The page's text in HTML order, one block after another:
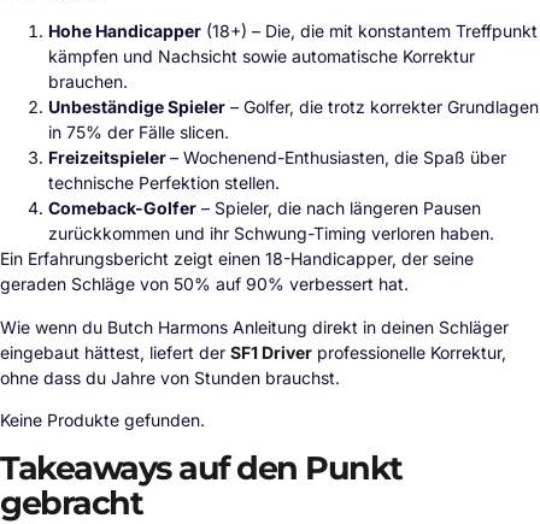
Hohe Handicapper (18+) – Die, die mit konstantem Treffpunkt
kämpfen und Nachsicht sowie automatische Korrektur
brauchen.
Unbeständige Spieler – Golfer, die trotz korrekter Grundlagen
in 75% der Fälle slicen.
Freizeitspieler– Wochenend-Enthusiasten, die Spaß über
technische Perfektion stellen.
Comeback-Golfer – Spieler, die nach längeren Pausen
zurückkommen und ihr Schwung-Timing verloren haben.
Ein Erfahrungsbericht zeigt einen 18-Handicapper, der seine
geraden Schläge von 50% auf 90% verbessert hat.
Wie wenn du Butch Harmons Anleitung direkt in deinen Schläger
eingebaut hättest, liefert der SF1 Driver professionelle Korrektur,
ohne dass du Jahre von Stunden brauchst.
Keine Produkte gefunden.
Takeaways auf den Punkt
gebracht